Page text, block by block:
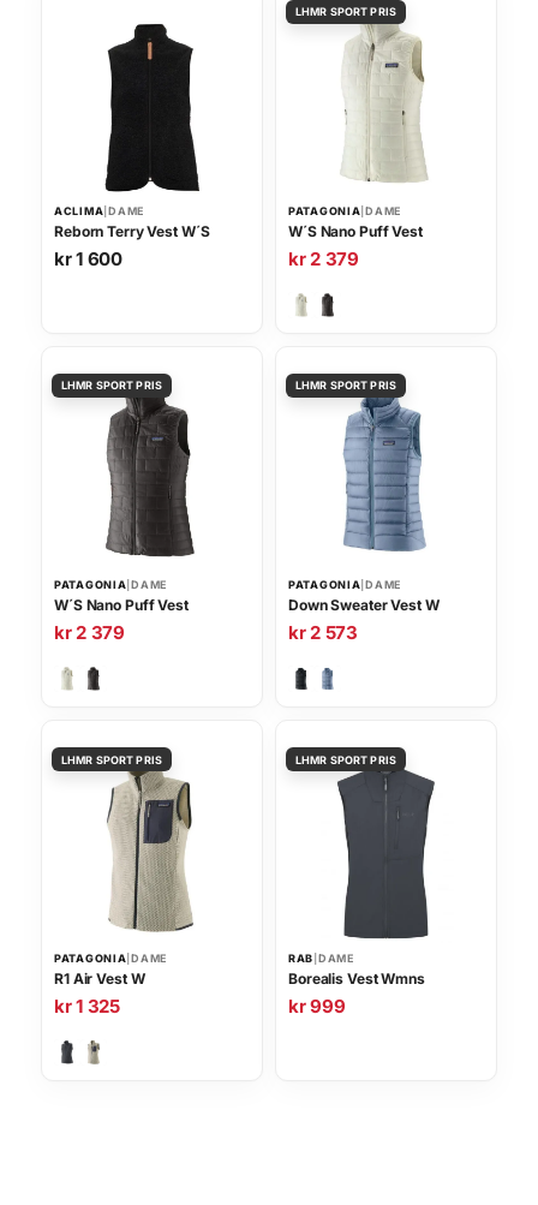
Reborn Terry Vest W´S
ACLIMA |DAME
kr1 600
W´S Nano Puff Vest
PATAGONIA |DAME
kr2 379
W´S Nano Puff Vest
PATAGONIA |DAME
kr2 379
Down Sweater Vest W
PATAGONIA |DAME
kr2 573
R1 Air Vest W
PATAGONIA |DAME
kr1 325
Borealis Vest Wmns
RAB DAME
kr999